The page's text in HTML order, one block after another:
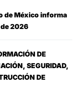
de México informa
2026
DE
SEGURIDAD,
DE